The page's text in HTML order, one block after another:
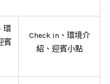
環
賓
Check in、環境介
紹、迎賓小點